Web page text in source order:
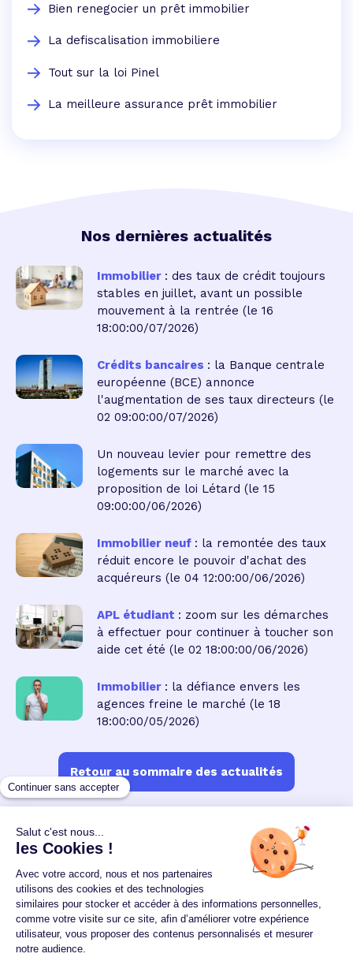
Bien renegocier un prêt immobilier
La defiscalisation immobiliere
Tout sur la loi Pinel
La meilleure assurance prêt immobilier
Nos dernières actualités
Immobilier : des taux de crédit toujours
stables en juillet, avant un possible
mouvement à la rentrée (le 16
18:00:00/07/2026)
Crédits bancaires : la Banque centrale
européenne (BCE) annonce
l'augmentation de ses taux directeurs (le
02 09:00:00/07/2026)
Un nouveau levier pour remettre des
logements sur le marché avec la
proposition de loi Létard (le 15
09:00:00/06/2026)
Immobilier neuf : la remontée des taux
réduit encore le pouvoir d'achat des
acquéreurs (le 04 12:00:00/06/2026)
APL étudiant : zoom sur les démarches
à effectuer pour continuer à toucher son
aide cet été (le 02 18:00:00/06/2026)
Immobilier : la défiance envers les
agences freine le marché (le 18
18:00:00/05/2026)
Retour au sommaire des actualités
Un crédit vous engage et doit être remboursé.
Vérifiez vos capacités de remboursement avant de
vous engager.